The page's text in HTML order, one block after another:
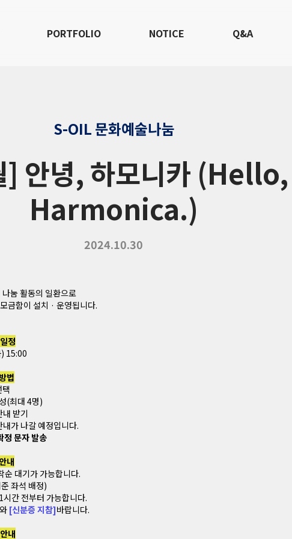
PORTFOLIO NOTICE Q&A
S-OIL 문화예술나눔
안녕, 하모니카 (Hello,
Harmonica.)
2024.10.30
눔 활동의 일환으로
금함이 설치 · 운영됩니다.
정
15:00
법
(최대 4명)
받기
가 나갈 예정입니다.
문자 발송
내
순 대기가 가능합니다.
좌석 배정)
간 전부터 가능합니다.
와 [신분증 지참]바랍니다.
내